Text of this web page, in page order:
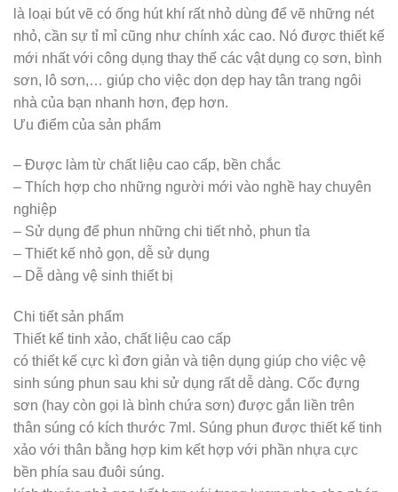
là loại bút vẽ có ống hút khí rất nhỏ dùng để vẽ những nét
nhỏ, cần sự tỉ mỉ cũng như chính xác cao. Nó được thiết kế
mới nhất với công dụng thay thế các vật dụng cọ sơn, bình
sơn, lô sơn,… giúp cho việc dọn dẹp hay tân trang ngôi
nhà của bạn nhanh hơn, đẹp hơn.
Ưu điểm của sản phẩm
– Được làm từ chất liệu cao cấp, bền chắc
– Thích hợp cho những người mới vào nghề hay chuyên
nghiệp
– Sử dụng để phun những chi tiết nhỏ, phun tỉa
– Thiết kế nhỏ gọn, dễ sử dụng
– Dễ dàng vệ sinh thiết bị
Chi tiết sản phẩm
Thiết kế tinh xảo, chất liệu cao cấp
có thiết kế cực kì đơn giản và tiện dụng giúp cho việc vệ
sinh súng phun sau khi sử dụng rất dễ dàng. Cốc đựng
sơn (hay còn gọi là bình chứa sơn) được gắn liền trên
thân súng có kích thước 7ml. Súng phun được thiết kế tinh
xảo với thân bằng hợp kim kết hợp với phần nhựa cực
bền phía sau đuôi súng.